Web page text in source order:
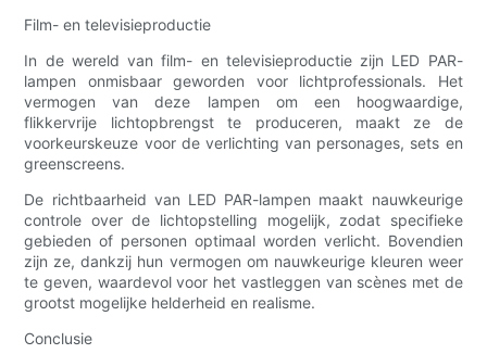
Film- en televisieproductie
In de wereld van film- en televisieproductie zijn LED PAR-
lampen onmisbaar geworden voor lichtprofessionals. Het
vermogen van deze lampen om een ​​hoogwaardige,
flikkervrije lichtopbrengst te produceren, maakt ze de
voorkeurskeuze voor de verlichting van personages, sets en
greenscreens.
De richtbaarheid van LED PAR-lampen maakt nauwkeurige
controle over de lichtopstelling mogelijk, zodat specifieke
gebieden of personen optimaal worden verlicht. Bovendien
zijn ze, dankzij hun vermogen om nauwkeurige kleuren weer
te geven, waardevol voor het vastleggen van scènes met de
grootst mogelijke helderheid en realisme.
Conclusie